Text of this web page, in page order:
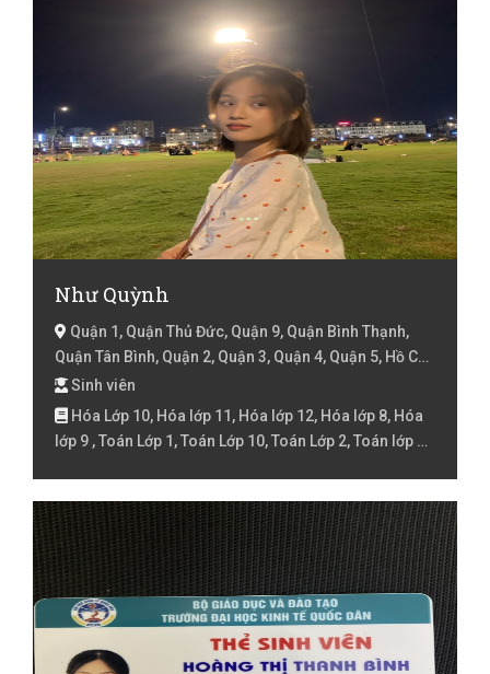
Như Quỳnh
Quận 1, Quận Thủ Đức, Quận 9, Quận Bình Thạnh,
Quận Tân Bình, Quận 2, Quận 3, Quận 4, Quận 5, Hồ Chí
MinhSinh viên
Hóa Lớp 10, Hóa lớp 11, Hóa lớp 12, Hóa lớp 8, Hóa
lớp 9 , Toán Lớp 1, Toán Lớp 10, Toán Lớp 2, Toán lớp 3,